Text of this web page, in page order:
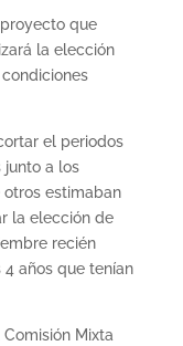
que
la elección
el periodos
junto a los
estimaban
la elección de
recién
años que tenían
Mixta